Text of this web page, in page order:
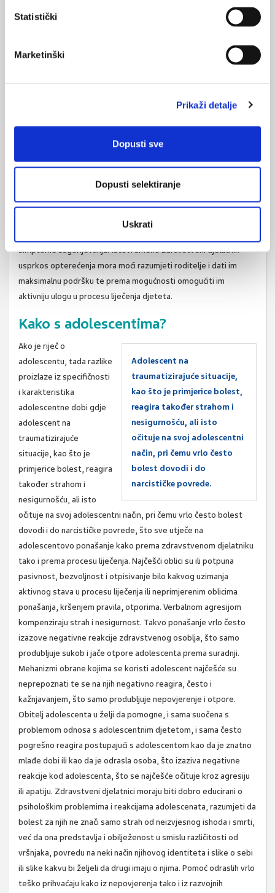
Statistički
Marketinški
Prikaži detalje
Dopusti sve
Dopusti selektiranje
Uskrati
koja je sigurna u svojim
pritom sama zbog
iscrpljenosti i suosjećanja ne
Uspostaviti uspješnu
jedne strane dobro
donosi bolest,
poznavanje obiteljske
dinamike i specifičnosti
psihološki stabilna osoba
koja je sigurna u svojim postupcima, može pružiti maksimalnu
sigurnost djetetu uz razumijevanje za njegove probleme, a da
simptome sagorijevanja. Istovremeno zdravstveni djelatnik
usprkos opterećenja mora moći razumjeti roditelje i dati im
maksimalnu podršku te prema mogućnosti omogućiti im
aktivniju ulogu u procesu liječenja djeteta.
Kako s adolescentima?
Adolescent na
traumatizirajuće situacije,
kao što je primjerice bolest,
reagira također strahom i
nesigurnošću, ali isto
očituje na svoj adolescentni
način, pri čemu vrlo često
bolest dovodi i do
narcističke povrede.
Ako je riječ o
adolescentu, tada razlike
proizlaze iz specifičnosti
i karakteristika
adolescentne dobi gdje
adolescent na
traumatizirajuće
situacije, kao što je
primjerice bolest, reagira
također strahom i
nesigurnošću, ali isto
očituje na svoj adolescentni način, pri čemu vrlo često bolest
dovodi i do narcističke povrede, što sve utječe na
adolescentovo ponašanje kako prema zdravstvenom djelatniku
tako i prema procesu liječenja. Najčešći oblici su ili potpuna
pasivnost, bezvoljnost i otpisivanje bilo kakvog uzimanja
aktivnog stava u procesu liječenja ili neprimjerenim oblicima
ponašanja, kršenjem pravila, otporima. Verbalnom agresijom
kompenziraju strah i nesigurnost. Takvo ponašanje vrlo često
izazove negativne reakcije zdravstvenog osoblja, što samo
produbljuje sukob i jače otpore adolescenta prema suradnji.
Mehanizmi obrane kojima se koristi adolescent najčešće su
neprepoznati te se na njih negativno reagira, često i
kažnjavanjem, što samo produbljuje nepovjerenje i otpore.
Obitelj adolescenta u želji da pomogne, i sama suočena s
problemom odnosa s adolescentnim djetetom, i sama često
pogrešno reagira postupajući s adolescentom kao da je znatno
mlađe dobi ili kao da je odrasla osoba, što izaziva negativne
reakcije kod adolescenta, što se najčešće očituje kroz agresiju
ili apatiju. Zdravstveni djelatnici moraju biti dobro educirani o
psihološkim problemima i reakcijama adolescenata, razumjeti da
bolest za njih ne znači samo strah od neizvjesnog ishoda i smrti,
već da ona predstavlja i obilježenost u smislu različitosti od
vršnjaka, povredu na neki način njihovog identiteta i slike o sebi
ili slike kakvu bi željeli da drugi imaju o njima. Pomoć odraslih vrlo
teško prihvaćaju kako iz nepovjerenja tako i iz razvojnih